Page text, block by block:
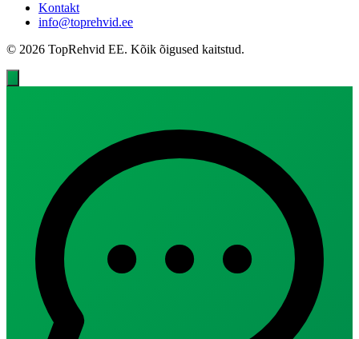
Kontakt
info@toprehvid.ee
© 2026 TopRehvid EE. Kõik õigused kaitstud.